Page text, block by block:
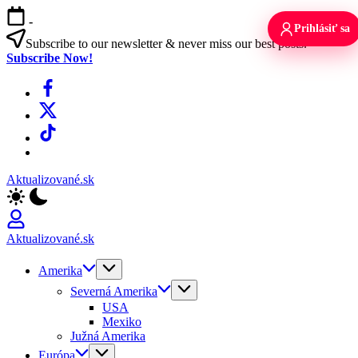
Skip
to
content
-
Subscribe to our newsletter & never miss our best posts.
Subscribe Now!
Facebook
X
TikTok
Aktualizované.sk
Aktualizované.sk
Amerika
Severná Amerika
USA
Mexiko
Južná Amerika
Európa
Prihlásiť sa